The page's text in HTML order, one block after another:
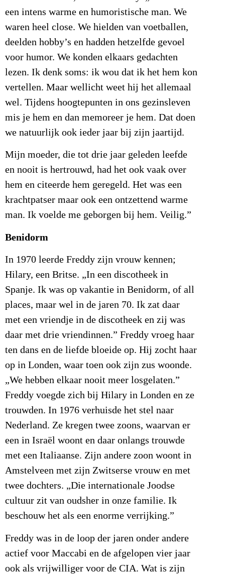
een intens warme en humoristische man. We
waren heel close. We hielden van voetballen,
deelden hobby’s en hadden hetzelfde gevoel
voor humor. We konden elkaars gedachten
lezen. Ik denk soms: ik wou dat ik het hem kon
vertellen. Maar wellicht weet hij het allemaal
wel. Tijdens hoogtepunten in ons gezinsleven
mis je hem en dan memoreer je hem. Dat doen
we natuurlijk ook ieder jaar bij zijn jaartijd.
Mijn moeder, die tot drie jaar geleden leefde
en nooit is hertrouwd, had het ook vaak over
hem en citeerde hem geregeld. Het was een
krachtpatser maar ook een ontzettend warme
man. Ik voelde me geborgen bij hem. Veilig.”
Benidorm
In 1970 leerde Freddy zijn vrouw kennen;
Hilary, een Britse. „In een discotheek in
Spanje. Ik was op vakantie in Benidorm, of all
places, maar wel in de jaren 70. Ik zat daar
met een vriendje in de discotheek en zij was
daar met drie vriendinnen.” Freddy vroeg haar
ten dans en de liefde bloeide op. Hij zocht haar
op in Londen, waar toen ook zijn zus woonde.
„We hebben elkaar nooit meer losgelaten.”
Freddy voegde zich bij Hilary in Londen en ze
trouwden. In 1976 verhuisde het stel naar
Nederland. Ze kregen twee zoons, waarvan er
een in Israël woont en daar onlangs trouwde
met een Italiaanse. Zijn andere zoon woont in
Amstelveen met zijn Zwitserse vrouw en met
twee dochters. „Die internationale Joodse
cultuur zit van oudsher in onze familie. Ik
beschouw het als een enorme verrijking.”
Freddy was in de loop der jaren onder andere
actief voor Maccabi en de afgelopen vier jaar
ook als vrijwilliger voor de CIA. Wat is zijn